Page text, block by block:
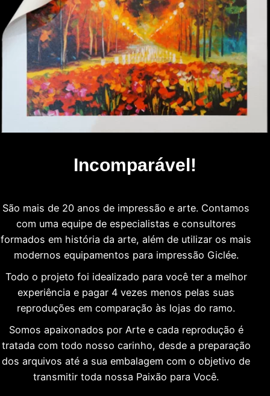
Incomparável!
São mais de 20 anos de impressão e arte. Contamos
com uma equipe de especialistas e consultores
formados em história da arte, além de utilizar os mais
modernos equipamentos para impressão Giclée.
Todo o projeto foi idealizado para você ter a melhor
experiência e pagar 4 vezes menos pelas suas
reproduções em comparação às lojas do ramo.
Somos apaixonados por Arte e cada reprodução é
tratada com todo nosso carinho, desde a preparação
dos arquivos até a sua embalagem com o objetivo de
transmitir toda nossa Paixão para Você.